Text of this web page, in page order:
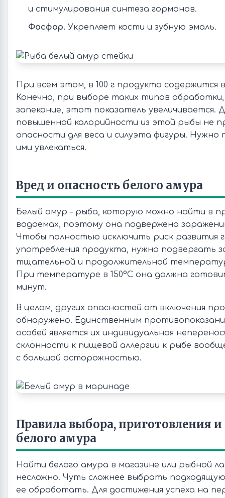
и стимулирования синтеза гормонов.
Фосфор. Укрепляет кости и зубную эмаль.
При всем этом, в 100 г продукта содержится
Конечно, при выборе таких типов
запекание, этот показатель увеличивается.
повышенной калорийности из этой рыбы не
опасности для веса и силуэта фигуры. Нужно
ими увлекаться.
Вред и опасность белого амура
Белый амур – рыба, которую можно найти в
водоемах, поэтому она подвержена
Чтобы полностью исключить риск развития
употребления продукта, нужно подвергать
тщательной и продолжительной
При температуре в 150ºС она должна
минут.
В целом, других опасностей от включения
обнаружено. Единственным
особей является их индивидуальная
склонности к пищевой аллергии к рыбе
с большой осторожностью.
Правила выбора, приготовления
белого амура
Найти белого амура в магазине или рыбной
несложно. Чуть сложнее выбрать
ее обработать. Для достижения успеха на